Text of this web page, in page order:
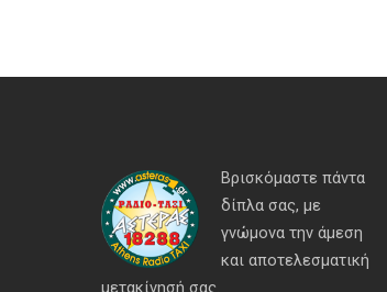
Βρισκόμαστε πάντα
δίπλα σας, με
γνώμονα την άμεση
και αποτελεσματική
μετακίνησή σας.